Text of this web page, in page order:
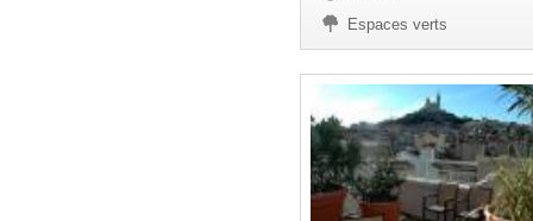
Espaces verts